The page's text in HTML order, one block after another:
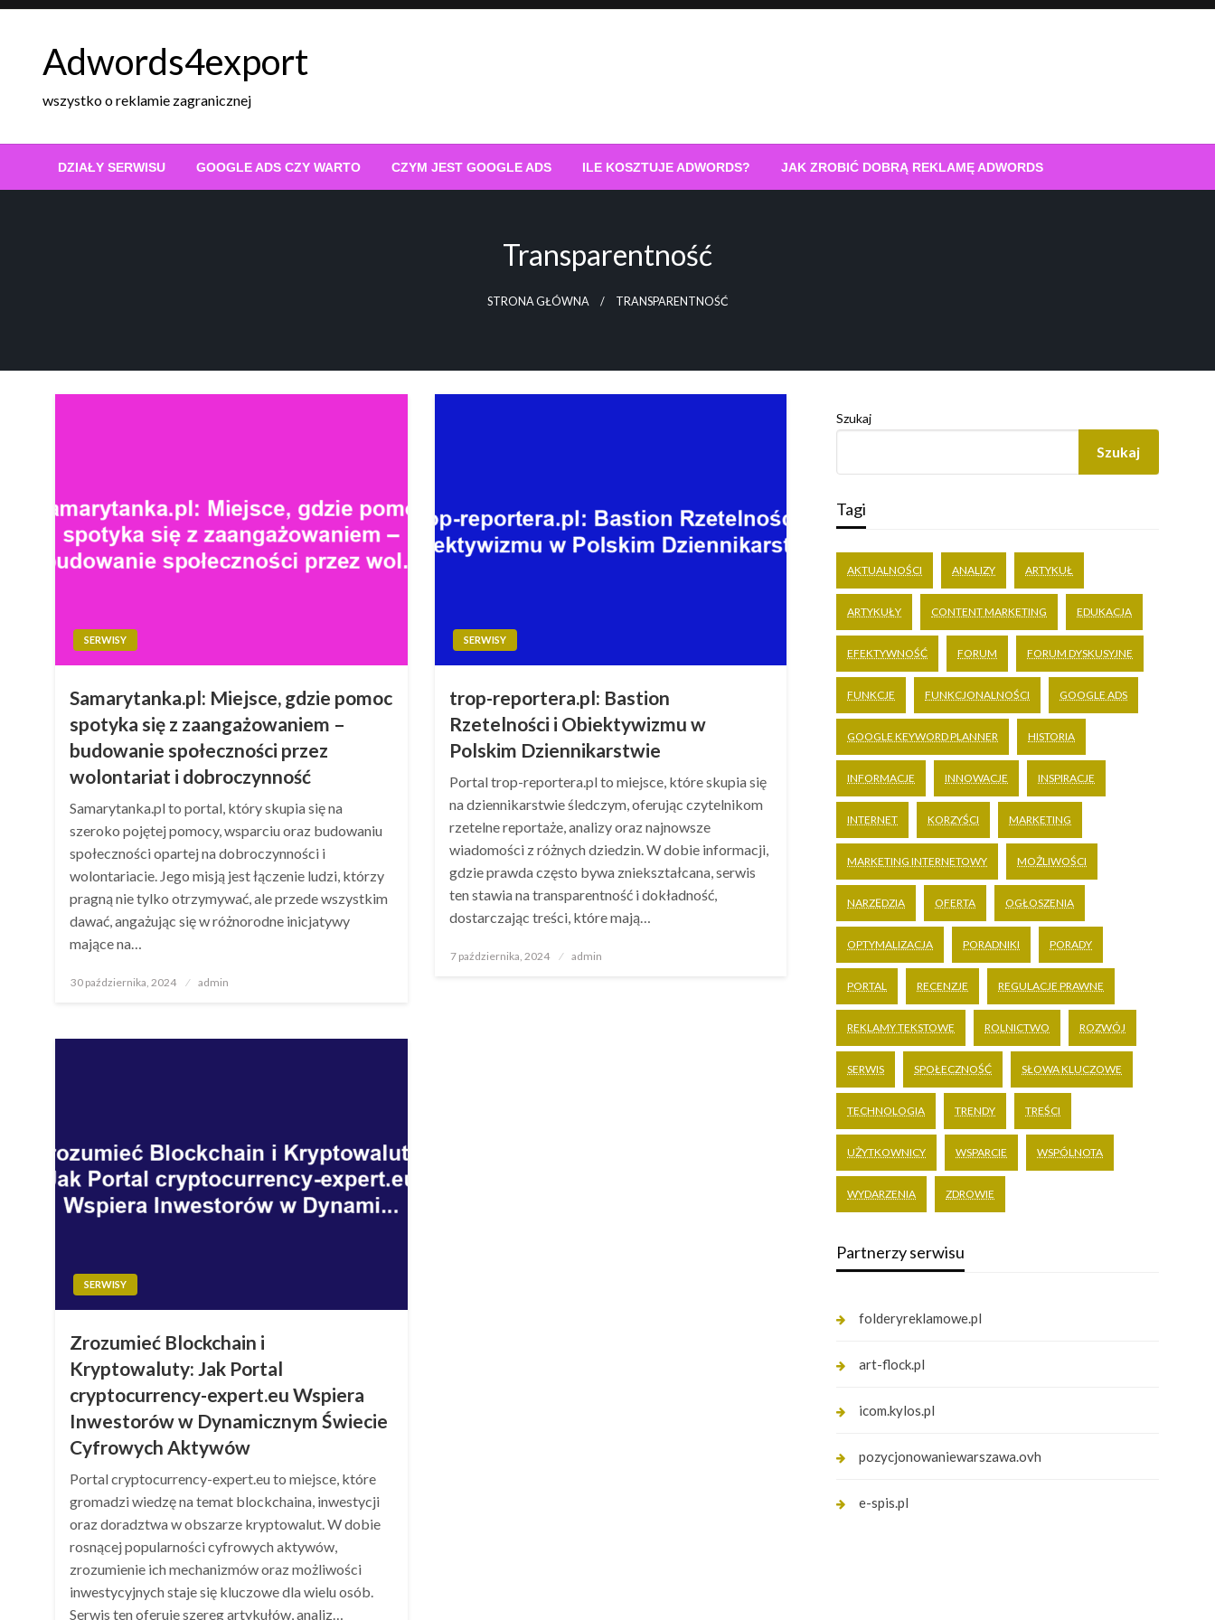
Skip
Adwords4export
wszystko o reklamie zagranicznej
DZIAŁY SERWISU GOOGLE ADS CZY WARTO CZYM JEST GOOGLE ADS ILE KOSZTUJE ADWORDS? JAK ZROBIĆ DOBRĄ REKLAMĘ ADWORDS
Transparentność
STRONA GŁÓWNA TRANSPARENTNOŚĆ
SERWISY
Samarytanka.pl: Miejsce, gdzie pomoc
spotyka się z zaangażowaniem –
budowanie społeczności przez
wolontariat i dobroczynność
Samarytanka.pl to portal, który skupia się na
szeroko pojętej pomocy, wsparciu oraz budowaniu
społeczności opartej na dobroczynności i
wolontariacie. Jego misją jest łączenie ludzi, którzy
pragną nie tylko otrzymywać, ale przede wszystkim
dawać, angażując się w różnorodne inicjatywy
mające na…
Opublikowane
30 października, 2024 admin
SERWISY
trop-reportera.pl: Bastion
Rzetelności i Obiektywizmu w
Polskim Dziennikarstwie
Portal trop-reportera.pl to miejsce, które skupia się
na dziennikarstwie śledczym, oferując czytelnikom
rzetelne reportaże, analizy oraz najnowsze
wiadomości z różnych dziedzin. W dobie informacji,
gdzie prawda często bywa zniekształcana, serwis
ten stawia na transparentność i dokładność,
dostarczając treści, które mają…
Opublikowane
7 października, 2024 admin
SERWISY
Zrozumieć Blockchain i
Kryptowaluty: Jak Portal
cryptocurrency-expert.eu Wspiera
Inwestorów w Dynamicznym Świecie
Cyfrowych Aktywów
Portal cryptocurrency-expert.eu to miejsce, które
gromadzi wiedzę na temat blockchaina, inwestycji
oraz doradztwa w obszarze kryptowalut. W dobie
rosnącej popularności cyfrowych aktywów,
zrozumienie ich mechanizmów oraz możliwości
inwestycyjnych staje się kluczowe dla wielu osób.
Serwis ten oferuje szereg artykułów, analiz…
Szukaj
Szukaj
Tagi
AKTUALNOŚCI ANALIZY ARTYKUŁ
ARTYKUŁY CONTENT MARKETING EDUKACJA
EFEKTYWNOŚĆ FORUM FORUM DYSKUSYJNE
FUNKCJE FUNKCJONALNOŚCI GOOGLE ADS
GOOGLE KEYWORD PLANNER HISTORIA
INFORMACJE INNOWACJE INSPIRACJE
INTERNET KORZYŚCI MARKETING
MARKETING INTERNETOWY MOŻLIWOŚCI
NARZĘDZIA OFERTA OGŁOSZENIA
OPTYMALIZACJA PORADNIKI PORADY
PORTAL RECENZJE REGULACJE PRAWNE
REKLAMY TEKSTOWE ROLNICTWO ROZWÓJ
SERWIS SPOŁECZNOŚĆ SŁOWA KLUCZOWE
TECHNOLOGIA TRENDY TREŚCI
UŻYTKOWNICY WSPARCIE WSPÓLNOTA
WYDARZENIA ZDROWIE
Partnerzy serwisu
folderyreklamowe.pl
art-flock.pl
icom.kylos.pl
pozycjonowaniewarszawa.ovh
e-spis.pl